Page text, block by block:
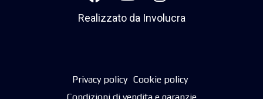
Realizzato da Involucra
Privacy policy Cookie policy